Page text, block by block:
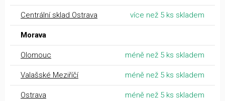
Centrální sklad Ostrava více než 5 ks skladem
Morava
Olomouc méně než 5 ks skladem
Valašské Meziříčí méně než 5 ks skladem
Ostrava méně než 5 ks skladem